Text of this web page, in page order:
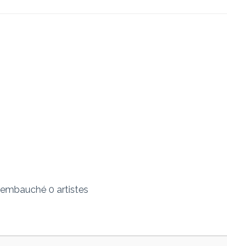
embauché 0 artistes